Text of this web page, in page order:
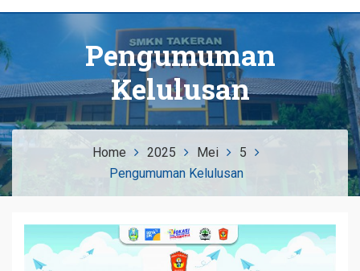
Pengumuman
Kelulusan
Home 2025 Mei
5
Pengumuman Kelulusan